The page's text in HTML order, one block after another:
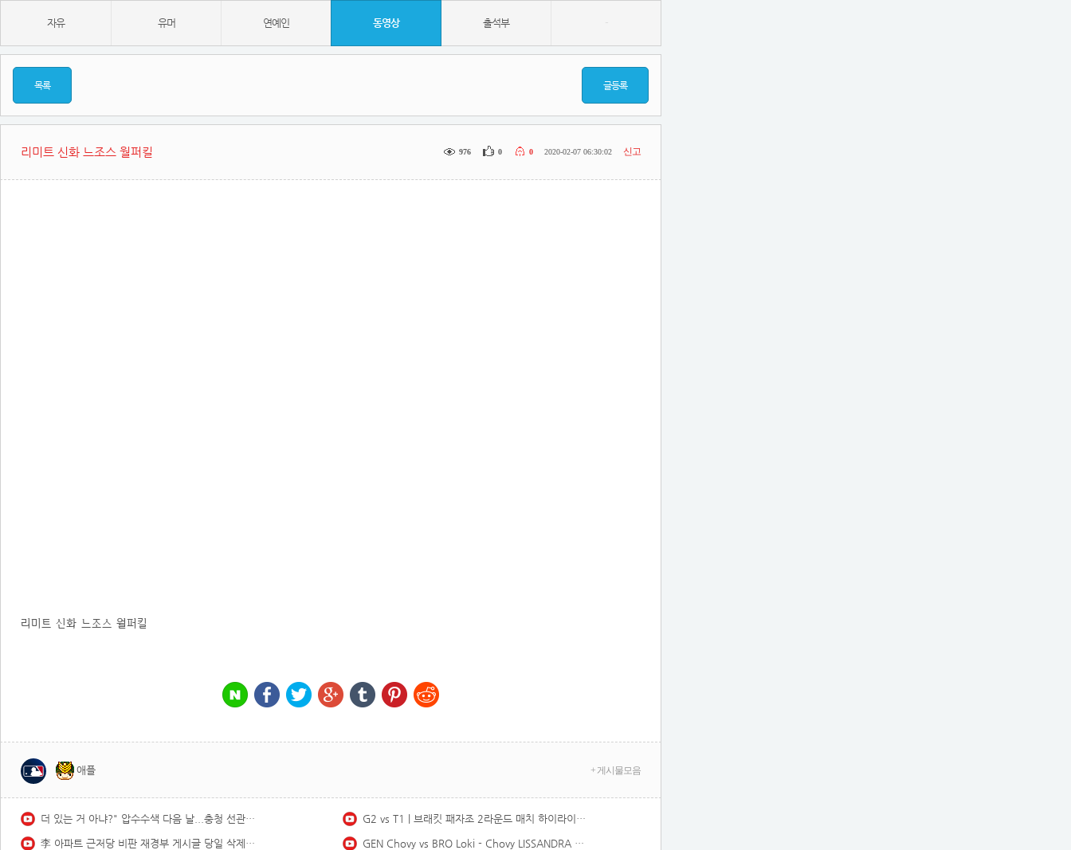
자유 유머 연예인 동영상 출석부 -
글등록
목록
리미트 신화 느조스 월퍼킬 976 0 0 2020-02-07 06:30:02 신고
리미트 신화 느조스 월퍼킬
애플 + 게시물모음
더 있는 거 아냐?" 압수수색 다음 날...충청 선관위서도 '숫자 맞추기' 포착
李 아파트 근저당 비판 재경부 게시글 당일 삭제…"대출 막더니 내로남불"
G2 vs T1 | 브래킷 패자조 2라운드 매치 하이라이트 | MSI 2026
GEN Chovy vs BRO Loki - Chovy LISSANDRA vs Loki SYLAS Mid - Patch 26.13 KR Ranked | lolrec